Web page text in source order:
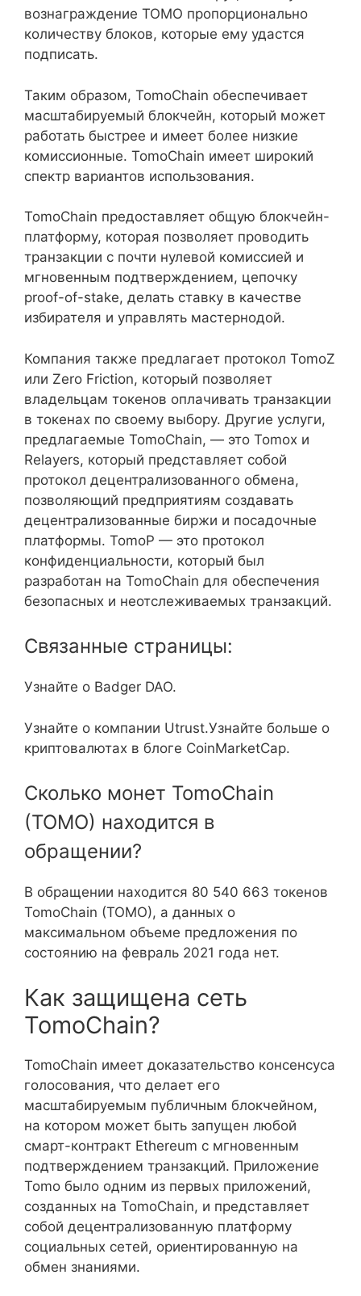
вознаграждение TOMO пропорционально
количеству блоков, которые ему удастся
подписать.
Таким образом, TomoChain обеспечивает
масштабируемый блокчейн, который может
работать быстрее и имеет более низкие
комиссионные. TomoChain имеет широкий
спектр вариантов использования.
TomoChain предоставляет общую блокчейн-
платформу, которая позволяет проводить
транзакции с почти нулевой комиссией и
мгновенным подтверждением, цепочку
proof-of-stake, делать ставку в качестве
избирателя и управлять мастернодой.
Компания также предлагает протокол TomoZ
или Zero Friction, который позволяет
владельцам токенов оплачивать транзакции
в токенах по своему выбору. Другие услуги,
предлагаемые TomoChain, — это Tomox и
Relayers, который представляет собой
протокол децентрализованного обмена,
позволяющий предприятиям создавать
децентрализованные биржи и посадочные
платформы. TomoP — это протокол
конфиденциальности, который был
разработан на TomoChain для обеспечения
безопасных и неотслеживаемых транзакций.
Связанные страницы:
Узнайте о Badger DAO.
Узнайте о компании Utrust.Узнайте больше о
криптовалютах в блоге CoinMarketCap.
Сколько монет TomoChain
(TOMO) находится в
обращении?
В обращении находится 80 540 663 токенов
TomoChain (TOMO), а данных о
максимальном объеме предложения по
состоянию на февраль 2021 года нет.
Как защищена сеть
TomoChain?
TomoChain имеет доказательство консенсуса
голосования, что делает его
масштабируемым публичным блокчейном,
на котором может быть запущен любой
смарт-контракт Ethereum с мгновенным
подтверждением транзакций. Приложение
Tomo было одним из первых приложений,
созданных на TomoChain, и представляет
собой децентрализованную платформу
социальных сетей, ориентированную на
обмен знаниями.